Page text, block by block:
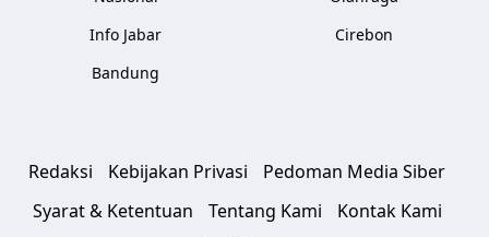
Info Jabar
Bandung
Cirebon
Redaksi Kebijakan Privasi
Pedoman Media Siber
Syarat & Ketentuan
Tentang Kami
Kontak Kami